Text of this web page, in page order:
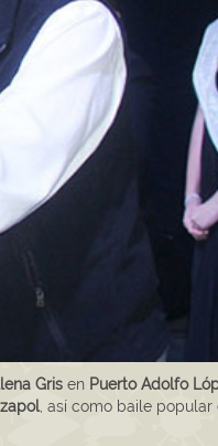
Gris en Puerto Adolfo
, así como baile popular